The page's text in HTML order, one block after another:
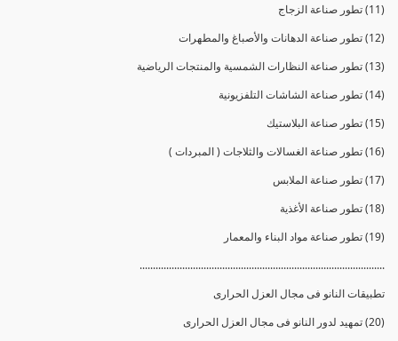
(11) تطور صناعة الزجاج
(12) تطور صناعة الدهانات والأصباغ والمطهرات
(13) تطور صناعة النظارات الشمسية والمنتجات الرياضية
(14) تطور صناعة الشاشات التلفزيونية
(15) تطور صناعة البلاستيك
(16) تطور صناعة الغسالات والثلاجات ( المبردات )
(17) تطور صناعة الملابس
(18) تطور صناعة الأغذية
(19) تطور صناعة مواد البناء والمعمار
............................................................................................
تطبيقات النانو فى مجال العزل الحرارى
(20) تمهيد لدور النانو فى مجال العزل الحرارى